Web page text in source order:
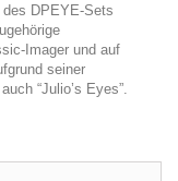
DPEYE-Sets
Imager und auf
seiner
“Julio’s Eyes”.